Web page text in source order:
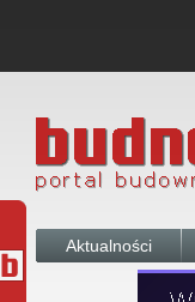
Aktualności